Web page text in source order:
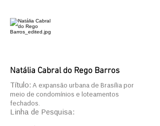
Natália Cabral do Rego Barros
Título: A expansão urbana de Brasília por
meio de condomínios e loteamentos
fechados.
Linha de Pesquisa: